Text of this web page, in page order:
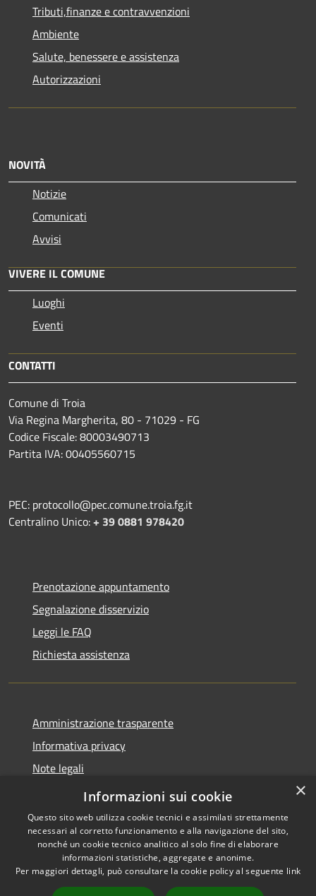
Tributi,finanze e contravvenzioni
Ambiente
Salute, benessere e assistenza
Autorizzazioni
NOVITÀ
Notizie
Comunicati
Avvisi
VIVERE IL COMUNE
Luoghi
Eventi
CONTATTI
Comune di Troia
Via Regina Margherita, 80 - 71029 - FG
Codice Fiscale: 80003490713
Partita IVA: 00405560715
PEC: protocollo@pec.comune.troia.fg.it
Centralino Unico:+ 39 0881 978420
Prenotazione appuntamento
Segnalazione disservizio
Leggi le FAQ
Richiesta assistenza
Amministrazione trasparente
Informativa privacy
Note legali
Dichiarazione di accessibilità
Accessibilità
Copyright © 2026 • Comune di
Troia • Powered by
×
Informazioni sui cookie
Questo sito web utilizza cookie tecnici e assimilati strettamente
necessari al corretto funzionamento e alla navigazione del sito,
nonché un cookie tecnico analitico al solo fine di elaborare
informazioni statistiche, aggregate e anonime.
Per maggiori dettagli, può consultare la cookie policy al seguente link